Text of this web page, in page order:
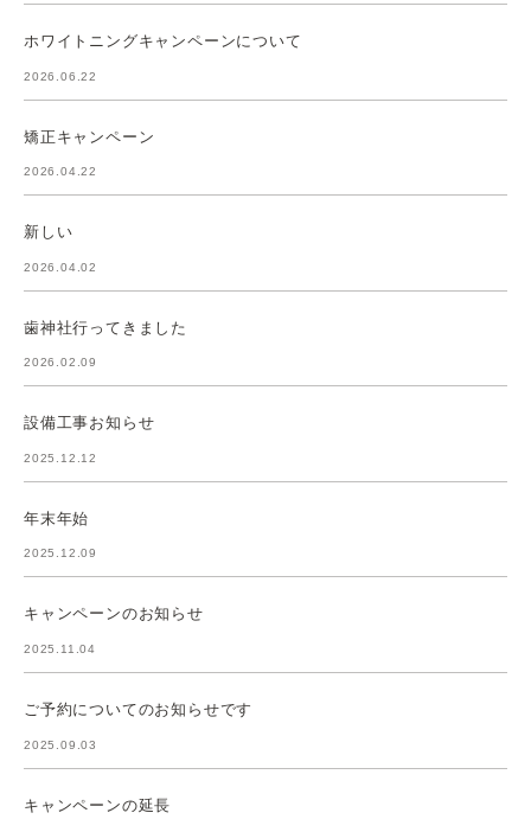
ホワイトニングキャンペーンについて
2026.06.22
矯正キャンペーン
2026.04.22
新しい
2026.04.02
歯神社行ってきました
2026.02.09
設備工事お知らせ
2025.12.12
年末年始
2025.12.09
キャンペーンのお知らせ
2025.11.04
ご予約についてのお知らせです
2025.09.03
キャンペーンの延長